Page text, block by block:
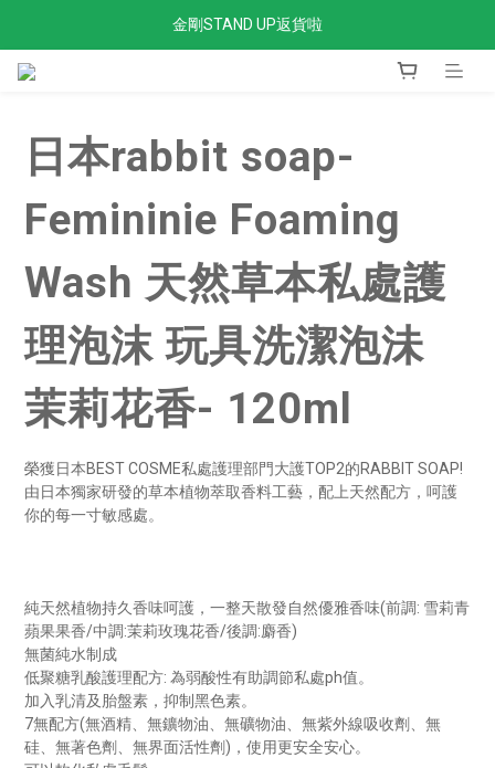
全單滿$300免運費
金剛STAND UP返貨啦
日本rabbit soap-
Femininie Foaming
Wash 天然草本私處護
理泡沫 玩具洗潔泡沬
茉莉花香- 120ml
榮獲日本BEST COSME私處護理部門大護TOP2的RABBIT SOAP!
由日本獨家研發的草本植物萃取香料工藝，配上天然配方，呵護
你的每一寸敏感處。
純天然植物持久香味呵護，一整天散發自然優雅香味(前調: 雪莉青
蘋果果香/中調:茉莉玫瑰花香/後調:麝香)
無菌純水制成
低聚糖乳酸護理配方: 為弱酸性有助調節私處ph值。
加入乳清及胎盤素，抑制黑色素。
7無配方(無酒精、無鑛物油、無礦物油、無紫外線吸收劑、無
硅、無著色劑、無界面活性劑)，使用更安全安心。